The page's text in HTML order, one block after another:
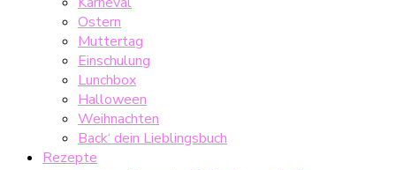
Ostern
Muttertag
Einschulung
Lunchbox
Halloween
Weihnachten
Back‘ dein Lieblingsbuch
Rezepte